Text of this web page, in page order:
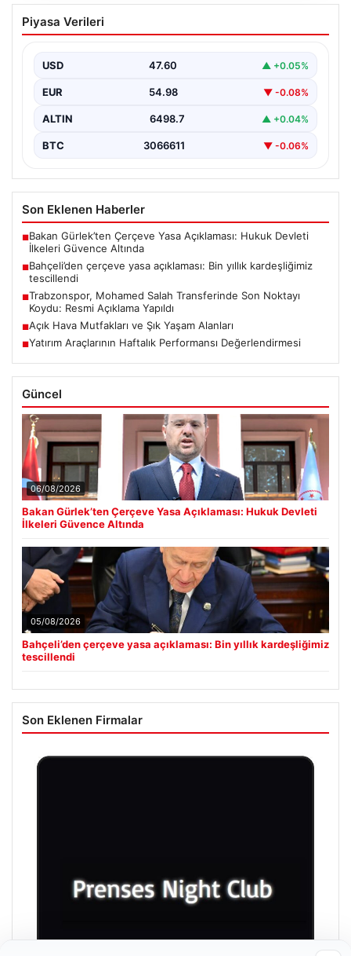
Bahçeli’den çerçeve yasa açıklaması:
Bin yıllık kardeşliğimiz tescillendi
Piyasa Verileri
USD 47.60 ▲ +0.05%
EUR 54.98 ▼ -0.08%
ALTIN 6498.7 ▲ +0.04%
BTC 3066611 ▼ -0.06%
Son Eklenen Haberler
■Bakan Gürlek’ten Çerçeve Yasa Açıklaması: Hukuk Devleti
İlkeleri Güvence Altında
■Bahçeli’den çerçeve yasa açıklaması: Bin yıllık kardeşliğimiz
tescillendi
■Trabzonspor, Mohamed Salah Transferinde Son Noktayı
Koydu: Resmi Açıklama Yapıldı
■Açık Hava Mutfakları ve Şık Yaşam Alanları
■Yatırım Araçlarının Haftalık Performansı Değerlendirmesi
Güncel
06/08/2026
Bakan Gürlek’ten Çerçeve Yasa Açıklaması: Hukuk Devleti
İlkeleri Güvence Altında
05/08/2026
Bahçeli’den çerçeve yasa açıklaması: Bin yıllık kardeşliğimiz
tescillendi
Son Eklenen Firmalar